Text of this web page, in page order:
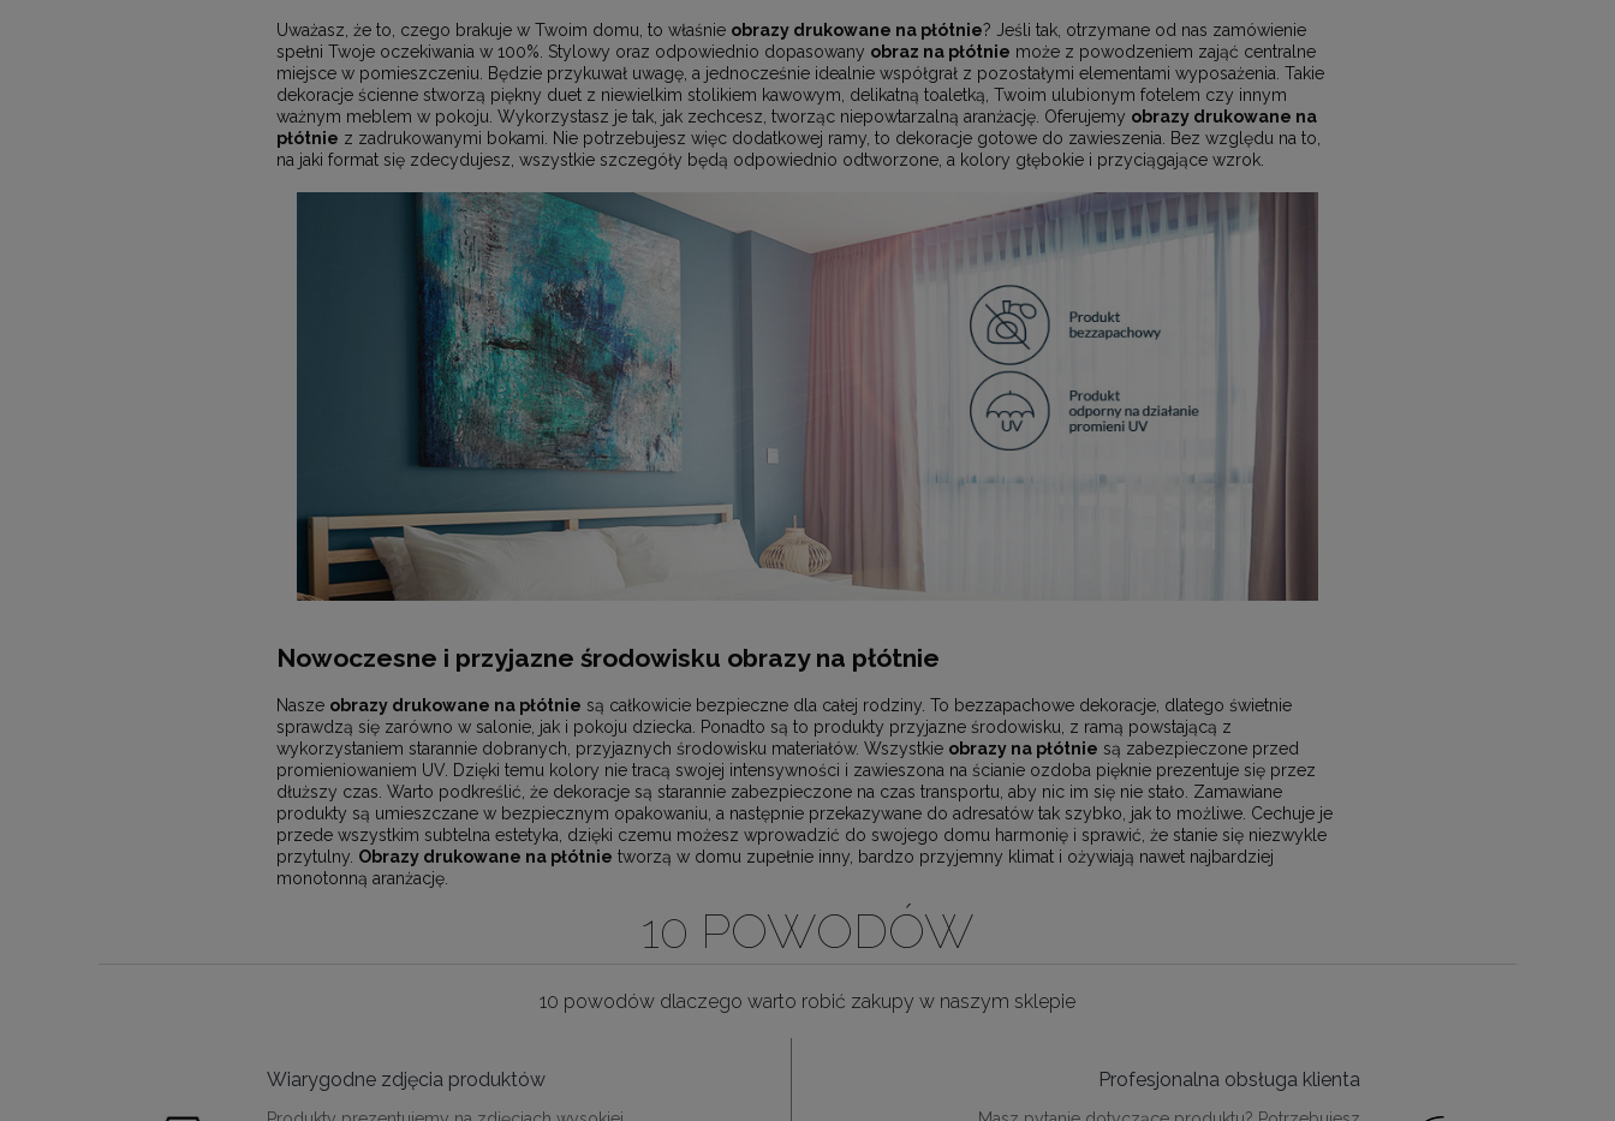
Uważasz, że to, czego brakuje w Twoim domu, to właśnie obrazy drukowane na płótnie? Jeśli tak, otrzymane od nas zamówienie
spełni Twoje oczekiwania w 100%. Stylowy oraz odpowiednio dopasowany obraz na płótnie może z powodzeniem zająć centralne
miejsce w pomieszczeniu. Będzie przykuwał uwagę, a jednocześnie idealnie współgrał z pozostałymi elementami wyposażenia. Takie
dekoracje ścienne stworzą piękny duet z niewielkim stolikiem kawowym, delikatną toaletką, Twoim ulubionym fotelem czy innym
ważnym meblem w pokoju. Wykorzystasz je tak, jak zechcesz, tworząc niepowtarzalną aranżację. Oferujemy obrazy drukowane na
płótnie z zadrukowanymi bokami. Nie potrzebujesz więc dodatkowej ramy, to dekoracje gotowe do zawieszenia. Bez względu na to,
na jaki format się zdecydujesz, wszystkie szczegóły będą odpowiednio odtworzone, a kolory głębokie i przyciągające wzrok.
Nowoczesne i przyjazne środowisku obrazy na płótnie
Nasze obrazy drukowane na płótnie są całkowicie bezpieczne dla całej rodziny. To bezzapachowe dekoracje, dlatego świetnie
sprawdzą się zarówno w salonie, jak i pokoju dziecka. Ponadto są to produkty przyjazne środowisku, z ramą powstającą z
wykorzystaniem starannie dobranych, przyjaznych środowisku materiałów. Wszystkie obrazy na płótnie są zabezpieczone przed
promieniowaniem UV. Dzięki temu kolory nie tracą swojej intensywności i zawieszona na ścianie ozdoba pięknie prezentuje się przez
dłuższy czas. Warto podkreślić, że dekoracje są starannie zabezpieczone na czas transportu, aby nic im się nie stało. Zamawiane
produkty są umieszczane w bezpiecznym opakowaniu, a następnie przekazywane do adresatów tak szybko, jak to możliwe. Cechuje je
przede wszystkim subtelna estetyka, dzięki czemu możesz wprowadzić do swojego domu harmonię i sprawić, że stanie się niezwykle
przytulny. Obrazy drukowane na płótnie tworzą w domu zupełnie inny, bardzo przyjemny klimat i ożywiają nawet najbardziej
monotonną aranżację.
10 POWODÓW
10 powodów dlaczego warto robić zakupy w naszym sklepie
Wiarygodne zdjęcia produktów Profesjonalna obsługa klienta